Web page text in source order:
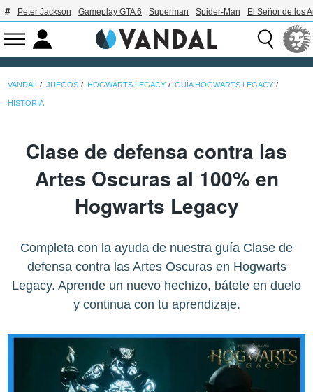
Peter Jackson Gameplay GTA 6 Superman Spider-Man El Señor de los
VANDAL JUEGOS HOGWARTS LEGACY GUÍA HOGWARTS LEGACY
HISTORIA
Clase de defensa contra las
Artes Oscuras al 100% en
Hogwarts Legacy
Completa con la ayuda de nuestra guía Clase de
defensa contra las Artes Oscuras en Hogwarts
Legacy. Aprende un nuevo hechizo, bátete en duelo
y continua con tu aprendizaje.